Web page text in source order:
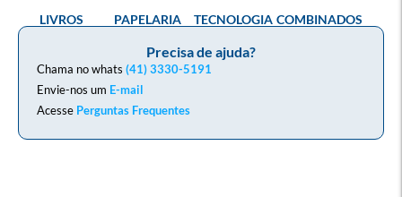
Precisa de ajuda?
Chama no whats (41) 3330-5191
Envie-nos um E-mail
Acesse Perguntas Frequentes
LIVROS PAPELARIA TECNOLOGIA COMBINADOS